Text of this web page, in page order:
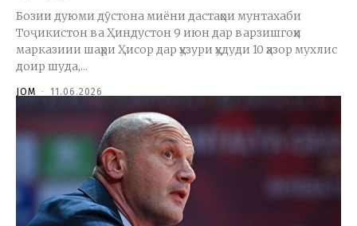
Бозии дуюми дӯстона миёни дастаҳои мунтахаби
Тоҷикистон ва Ҳиндустон 9 июн дар варзишгоҳи
марказиии шаҳри Ҳисор дар ҳузури ҳудуди 10 ҳазор мухлис
доир шуда,...
JOM - 11.06.2026